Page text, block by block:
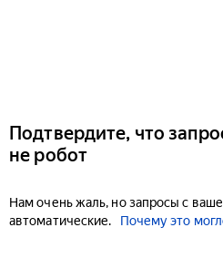
Подтвердите, что
не робот
Нам очень жаль, но запросы с
автоматические.
Почему это